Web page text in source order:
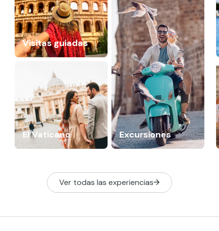
Visitas guiadas
Excursiones
El Vaticano
Ver todas las experiencias